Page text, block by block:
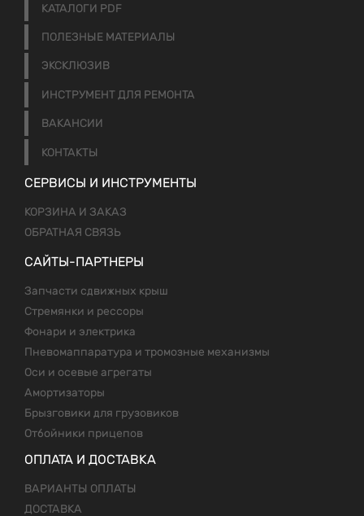
КАТАЛОГИ PDF
ПОЛЕЗНЫЕ МАТЕРИАЛЫ
ЭКСКЛЮЗИВ
ИНСТРУМЕНТ ДЛЯ РЕМОНТА
ВАКАНСИИ
КОНТАКТЫ
СЕРВИСЫ И ИНСТРУМЕНТЫ
КОРЗИНА И ЗАКАЗ
ОБРАТНАЯ СВЯЗЬ
САЙТЫ-ПАРТНЕРЫ
Запчасти сдвижных крыш
Стремянки и рессоры
Фонари и электрика
Пневомаппаратура и тромозные механизмы
Оси и осевые агрегаты
Амортизаторы
Брызговики для грузовиков
Отбойники прицепов
ОПЛАТА И ДОСТАВКА
ВАРИАНТЫ ОПЛАТЫ
ДОСТАВКА